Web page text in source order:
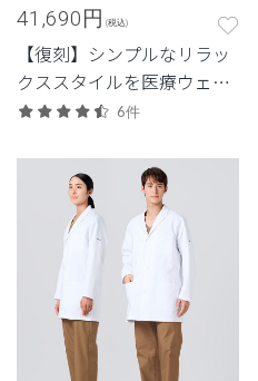
41,690円 (税込)
【復刻】シンプルなリラッ
クススタイルを医療ウェア
に落とし込んだロンハーマ
ュアルさと品格を両立させ
たジャケット白衣。
6件